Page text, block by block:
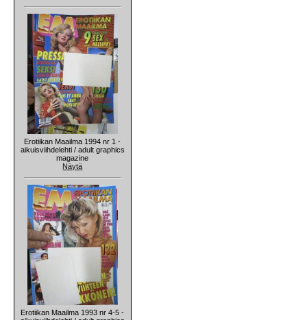
Erotiikan Maailma 1994 nr 1 -
aikuisviihdelehti / adult graphics
magazine
Näytä
Erotiikan Maailma 1993 nr 4-5 -